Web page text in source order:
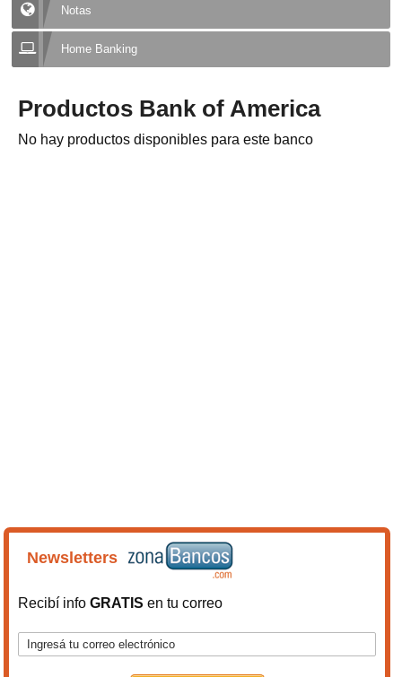
Notas
Home Banking
Productos Bank of America
No hay productos disponibles para este banco
Newsletters
Recibí infoGRATIS en tu correo